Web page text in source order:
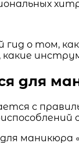
о том,
какие
для
с